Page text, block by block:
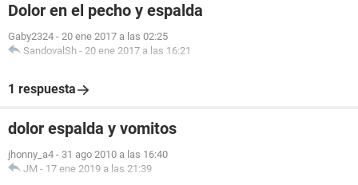
Dolor en el pecho y espalda
Gaby2324 - 20 ene 2017 a las 02:25
SandovalSh - 20 ene 2017 a las 16:21
1 respuesta
dolor espalda y vomitos
jhonny_a4 - 31 ago 2010 a las 16:40
JM - 17 ene 2019 a las 21:39